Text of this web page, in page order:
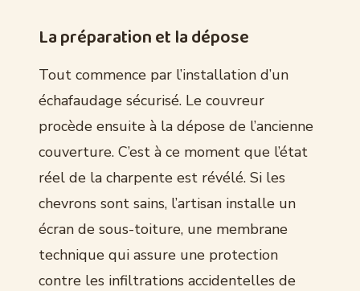
La préparation et la dépose
Tout commence par l’installation d’un
échafaudage sécurisé. Le couvreur
procède ensuite à la dépose de l’ancienne
couverture. C’est à ce moment que l’état
réel de la charpente est révélé. Si les
chevrons sont sains, l’artisan installe un
écran de sous-toiture, une membrane
technique qui assure une protection
contre les infiltrations accidentelles de